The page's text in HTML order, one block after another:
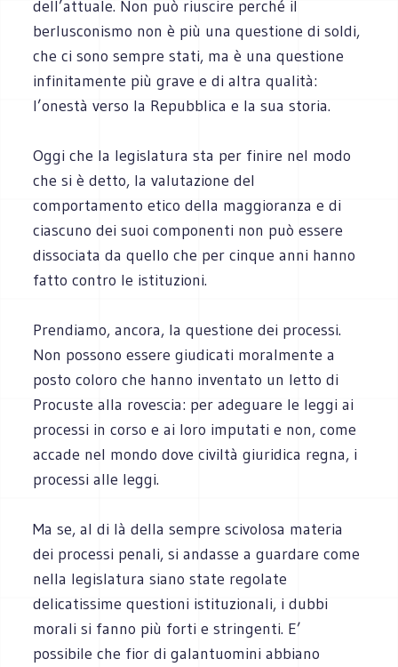
dell’attuale. Non può riuscire perché il
berlusconismo non è più una questione di soldi,
che ci sono sempre stati, ma è una questione
infinitamente più grave e di altra qualità:
l’onestà verso la Repubblica e la sua storia.
Oggi che la legislatura sta per finire nel modo
che si è detto, la valutazione del
comportamento etico della maggioranza e di
ciascuno dei suoi componenti non può essere
dissociata da quello che per cinque anni hanno
fatto contro le istituzioni.
Prendiamo, ancora, la questione dei processi.
Non possono essere giudicati moralmente a
posto coloro che hanno inventato un letto di
Procuste alla rovescia: per adeguare le leggi ai
processi in corso e ai loro imputati e non, come
accade nel mondo dove civiltà giuridica regna, i
processi alle leggi.
Ma se, al di là della sempre scivolosa materia
dei processi penali, si andasse a guardare come
nella legislatura siano state regolate
delicatissime questioni istituzionali, i dubbi
morali si fanno più forti e stringenti. E’
possibile che fior di galantuomini abbiano